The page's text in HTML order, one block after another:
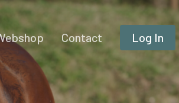
Contact Log In